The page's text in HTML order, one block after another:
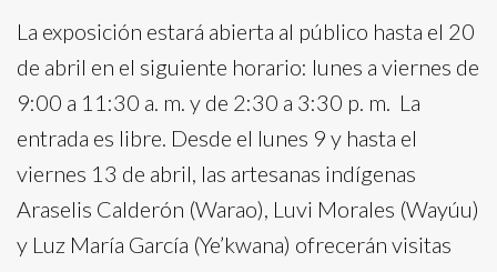
La exposición estará abierta al público hasta el 20
de abril en el siguiente horario: lunes a viernes de
9:00 a 11:30 a. m. y de 2:30 a 3:30 p. m. La
entrada es libre. Desde el lunes 9 y hasta el
viernes 13 de abril, las artesanas indígenas
Araselis Calderón (Warao), Luvi Morales (Wayúu)
y Luz María García (Ye’kwana) ofrecerán visitas